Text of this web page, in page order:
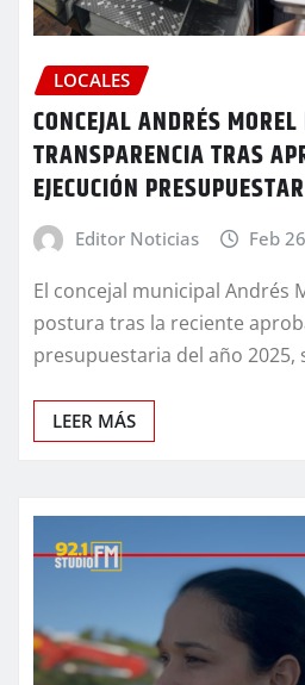
LOCALES
CONCEJAL ANDRÉS
TRANSPARENCIA TRAS
EJECUCIÓN
Editor Noticias Feb
El concejal municipal Andrés
postura tras la reciente
presupuestaria del año 2025,
LEER MÁS